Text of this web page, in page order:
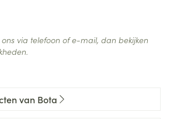
via telefoon of e-mail, dan bekijken
van Bota